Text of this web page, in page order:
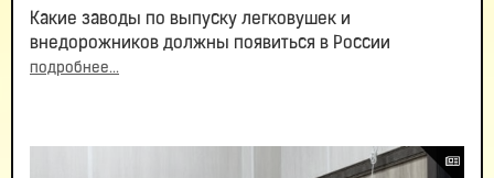
Какие заводы по выпуску легковушек и
внедорожников должны появиться в России
подробнее...